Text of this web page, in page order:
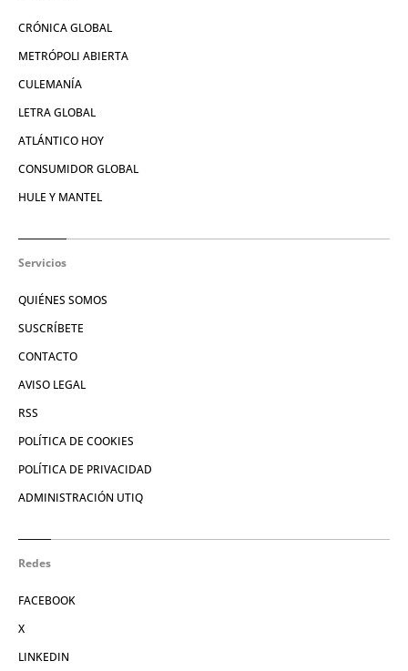
CRÓNICA GLOBAL
METRÓPOLI ABIERTA
CULEMANÍA
LETRA GLOBAL
ATLÁNTICO HOY
CONSUMIDOR GLOBAL
HULE Y MANTEL
Servicios
QUIÉNES SOMOS
SUSCRÍBETE
CONTACTO
AVISO LEGAL
RSS
POLÍTICA DE COOKIES
POLÍTICA DE PRIVACIDAD
ADMINISTRACIÓN UTIQ
Redes
FACEBOOK
X
LINKEDIN